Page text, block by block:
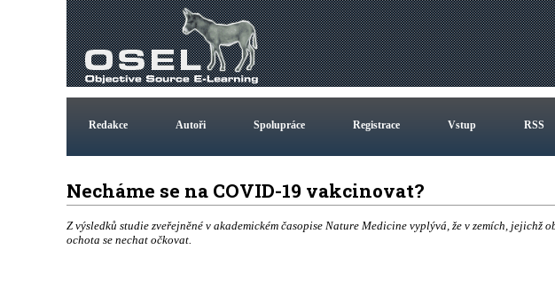
Redakce Autoři Spolupráce Registrace Vstup RSS
Necháme se na COVID-19 vakcinovat?
Z výsledků studie zveřejněné v akademickém časopise Nature Medicine vyplývá, že v zemích, jejichž
ochota se nechat očkovat.